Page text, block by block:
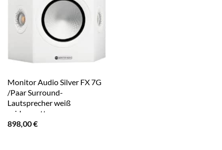
Monitor Audio Silver FX 7G
/Paar Surround-
Lautsprecher weiß
seidenmatt
898,00€